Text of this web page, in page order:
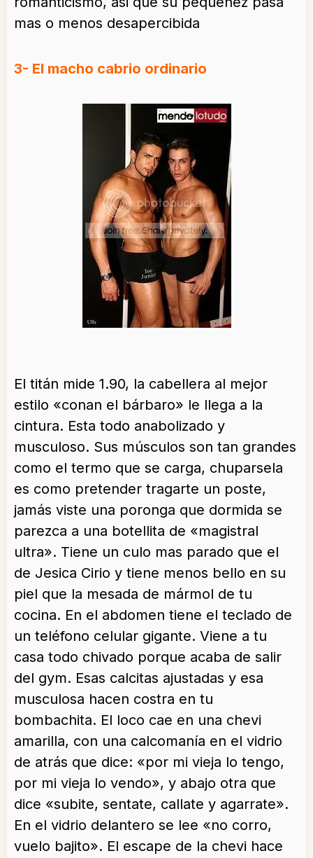
mas o menos desapercibida
3- El macho cabrio ordinario
El titán mide 1.90, la cabellera al mejor
estilo «conan el bárbaro» le llega a la
cintura. Esta todo anabolizado y
musculoso. Sus músculos son tan grandes
como el termo que se carga, chuparsela
es como pretender tragarte un poste,
jamás viste una poronga que dormida se
parezca a una botellita de «magistral
ultra». Tiene un culo mas parado que el
de Jesica Cirio y tiene menos bello en su
piel que la mesada de mármol de tu
cocina. En el abdomen tiene el teclado de
un teléfono celular gigante. Viene a tu
casa todo chivado porque acaba de salir
del gym. Esas calcitas ajustadas y esa
musculosa hacen costra en tu
bombachita. El loco cae en una chevi
amarilla, con una calcomanía en el vidrio
de atrás que dice: «por mi vieja lo tengo,
por mi vieja lo vendo», y abajo otra que
dice «subite, sentate, callate y agarrate».
En el vidrio delantero se lee «no corro,
vuelo bajito». El escape de la chevi hace